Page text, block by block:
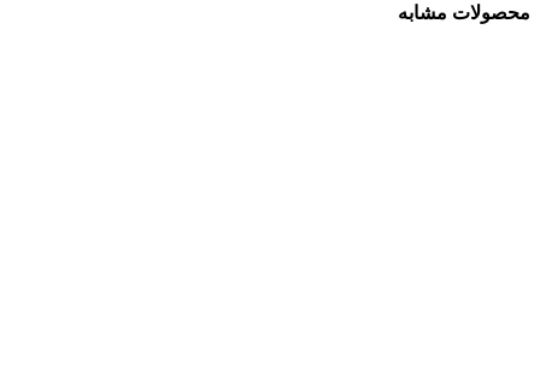
محصولات مشابه